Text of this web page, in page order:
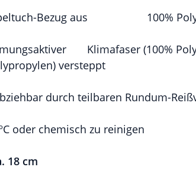
Bezug aus 100%
Klimafaser (100%
versteppt
durch teilbaren Rundum-
oder chemisch zu reinigen
18 cm